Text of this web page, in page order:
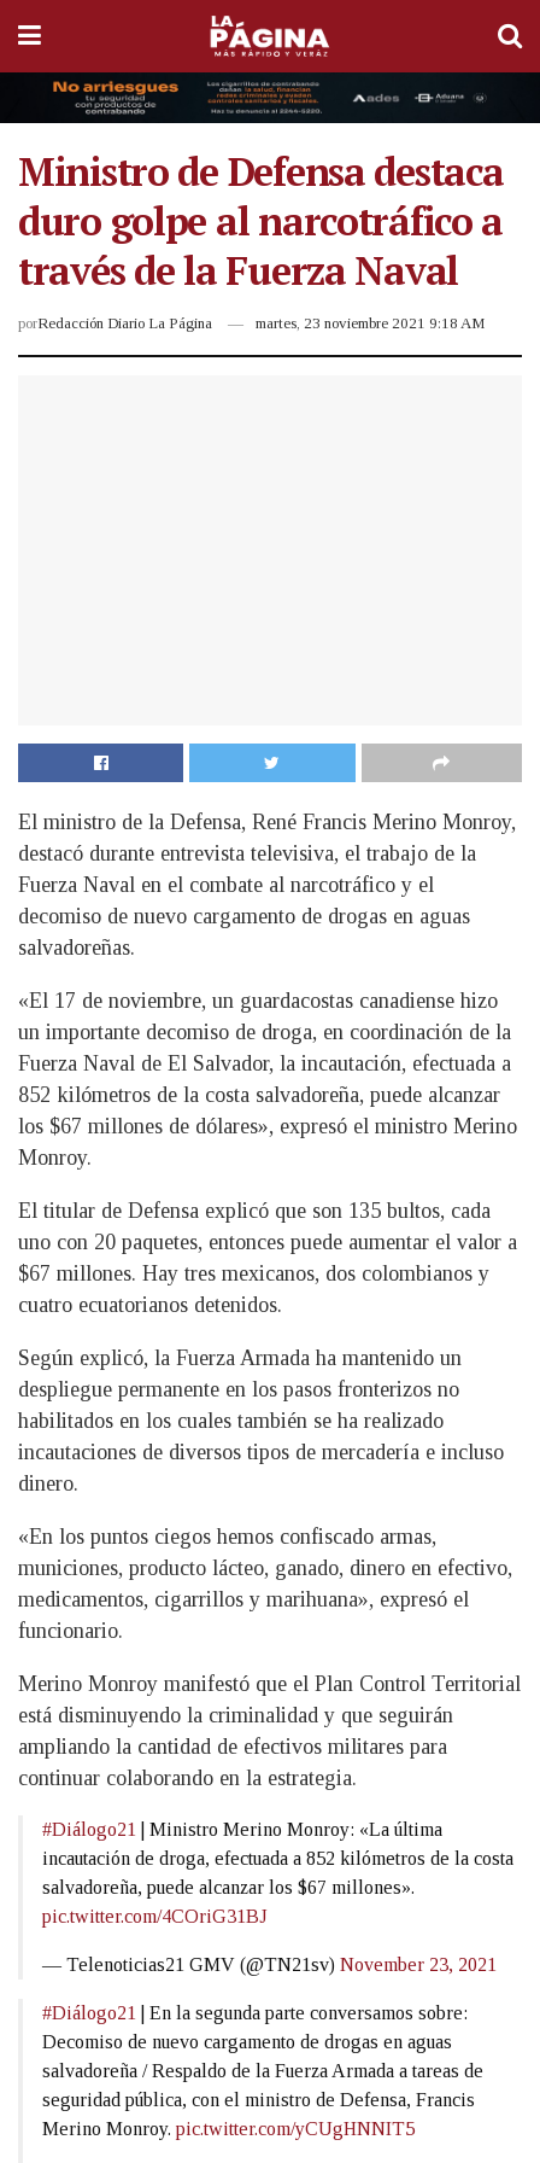
Ministro de Defensa destaca
duro golpe al narcotráfico a
través de la Fuerza Naval
porRedacción Diario La Página martes, 23 noviembre 2021 9:18 AM
El ministro de la Defensa, René Francis Merino Monroy,
destacó durante entrevista televisiva, el trabajo de la
Fuerza Naval en el combate al narcotráfico y el
decomiso de nuevo cargamento de drogas en aguas
salvadoreñas.
«El 17 de noviembre, un guardacostas canadiense hizo
un importante decomiso de droga, en coordinación de la
Fuerza Naval de El Salvador, la incautación, efectuada a
852 kilómetros de la costa salvadoreña, puede alcanzar
los $67 millones de dólares», expresó el ministro Merino
Monroy.
El titular de Defensa explicó que son 135 bultos, cada
uno con 20 paquetes, entonces puede aumentar el valor a
$67 millones. Hay tres mexicanos, dos colombianos y
cuatro ecuatorianos detenidos.
Según explicó, la Fuerza Armada ha mantenido un
despliegue permanente en los pasos fronterizos no
habilitados en los cuales también se ha realizado
incautaciones de diversos tipos de mercadería e incluso
dinero.
«En los puntos ciegos hemos confiscado armas,
municiones, producto lácteo, ganado, dinero en efectivo,
medicamentos, cigarrillos y marihuana», expresó el
funcionario.
Merino Monroy manifestó que el Plan Control Territorial
está disminuyendo la criminalidad y que seguirán
ampliando la cantidad de efectivos militares para
continuar colaborando en la estrategia.
#Diálogo21
| Ministro Merino Monroy: «La última
incautación de droga, efectuada a 852 kilómetros de la costa
salvadoreña, puede alcanzar los $67 millones».
pic.twitter.com/4COriG31BJ
— Telenoticias21 GMV (@TN21sv) November 23, 2021
#Diálogo21
| En la segunda parte conversamos sobre:
Decomiso de nuevo cargamento de drogas en aguas
salvadoreña / Respaldo de la Fuerza Armada a tareas de
seguridad pública, con el ministro de Defensa, Francis
Merino Monroy. pic.twitter.com/yCUgHNNIT5